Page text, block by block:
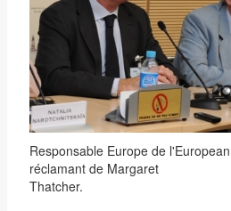
Responsable Europe de
réclamant de Margaret
Thatcher.